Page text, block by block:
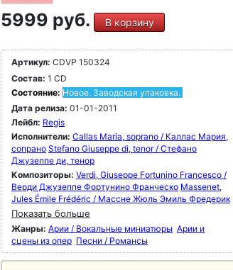
5999 руб. В корзину
Артикул: CDVP 150324
Состав: 1 CD
Состояние: Новое. Заводская упаковка.
Дата релиза: 01-01-2011
Лейбл: Regis
Исполнители: Callas Maria, soprano / Каллас Мария,
сопрано Stefano Giuseppe di, tenor / Стефано
Джузеппе ди, тенор
Композиторы: Verdi, Giuseppe Fortunino Francesco /
Верди Джузеппе Фортунино Франческо Massenet,
Jules Émile Frédéric / Массне Жюль Эмиль Фредерик
Показать больше
Жанры: Арии / Вокальные миниатюры Арии и
сцены из опер Песни / Романсы